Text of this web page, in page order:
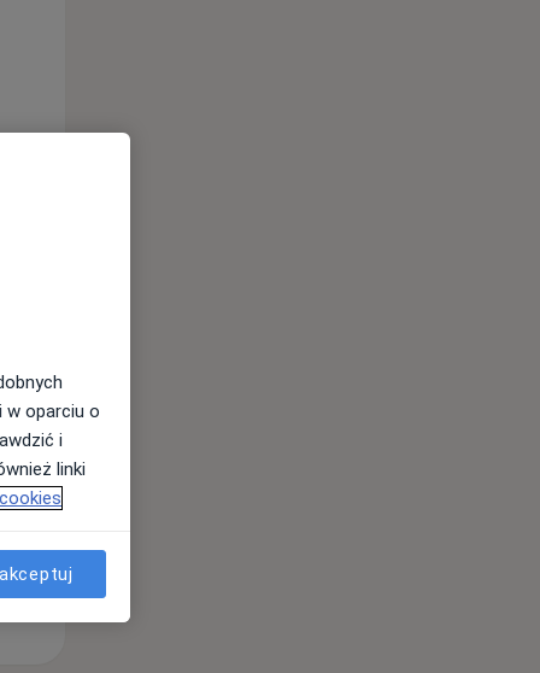
w oparciu o
i
linki